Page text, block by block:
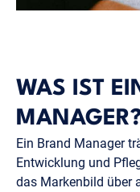
WAS IST
Ein Brand Manager
Entwicklung und
das Markenbild über